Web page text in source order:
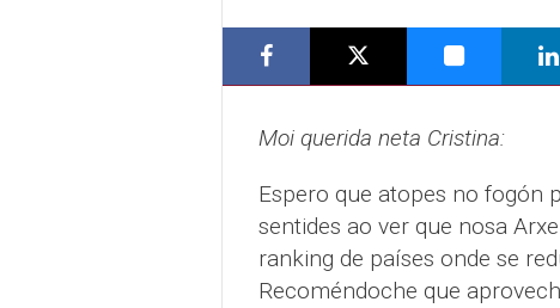
Moi querida neta Cristina:
Espero que atopes no fogón
sentides ao ver que nosa
ranking de países onde se
Recoméndoche que